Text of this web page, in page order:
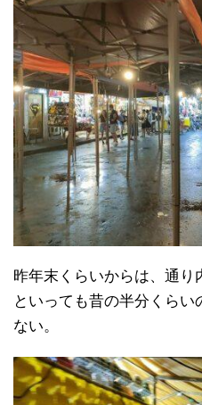
昨年末くらいからは、通り
といっても昔の半分くら
ない。